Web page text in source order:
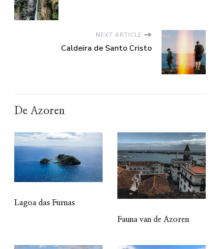
NEXT ARTICLE
Caldeira de Santo Cristo
De Azoren
Lagoa das Furnas
Fauna van de Azoren